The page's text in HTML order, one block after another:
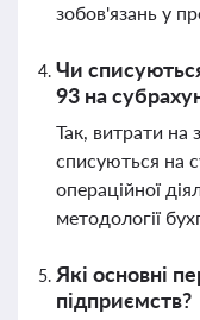
зобов'язань у
Чи
93 на
Так, витрати на
списуються на
операційної
методології
Які основні
підприємств?